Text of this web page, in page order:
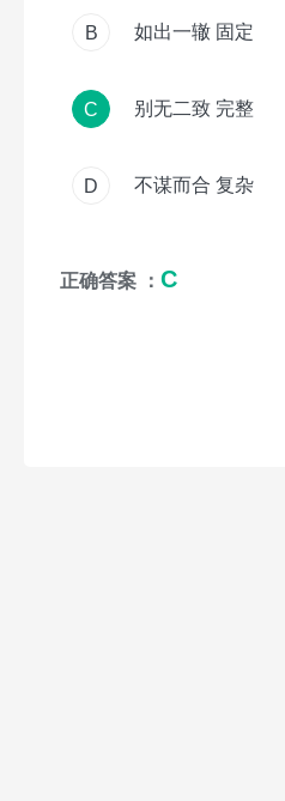
B 如出一辙 固定
C 别无二致 完整
D 不谋而合 复杂
正确答案 ： C